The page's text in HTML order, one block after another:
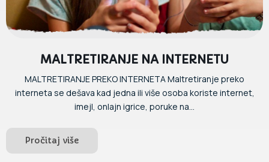
MALTRETIRANJE NA INTERNETU
MALTRETIRANJE PREKO INTERNETA Maltretiranje preko
interneta se dešava kad jedna ili više osoba koriste internet,
imejl, onlajn igrice, poruke na...
Pročitaj više